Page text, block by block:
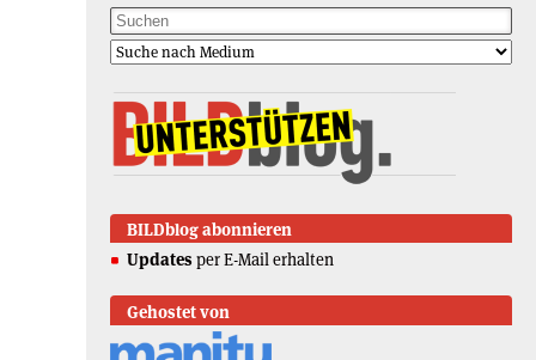
BILDblog abonnieren
Updates per E-Mail erhalten
Gehostet von